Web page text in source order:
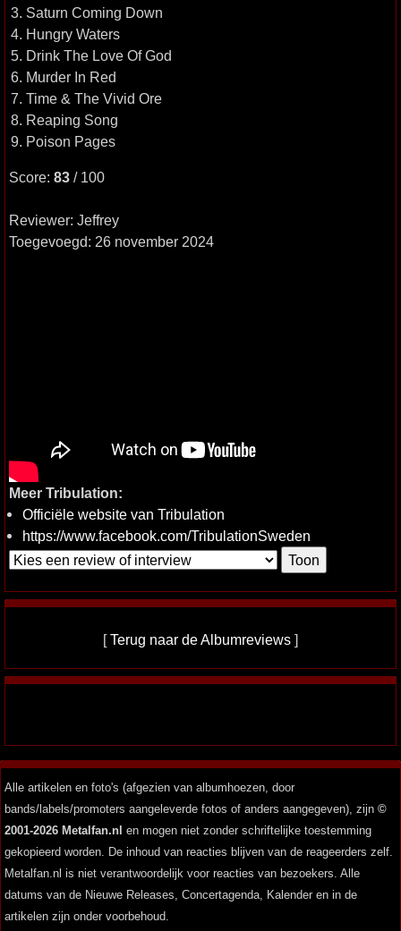
3. Saturn Coming Down
4. Hungry Waters
5. Drink The Love Of God
6. Murder In Red
7. Time & The Vivid Ore
8. Reaping Song
9. Poison Pages
Score: 83 / 100
Reviewer: Jeffrey
Toegevoegd: 26 november 2024
Meer Tribulation:
Officiële website van Tribulation
https://www.facebook.com/TribulationSweden
[Terug naar de Albumreviews ]
Alle artikelen en foto's (afgezien van albumhoezen, door
bands/labels/promoters aangeleverde fotos of anders aangegeven), zijn ©
2001-2026 Metalfan.nl en mogen niet zonder schriftelijke toestemming
gekopieerd worden. De inhoud van reacties blijven van de reageerders zelf.
Metalfan.nl is niet verantwoordelijk voor reacties van bezoekers. Alle
datums van de Nieuwe Releases, Concertagenda, Kalender en in de
artikelen zijn onder voorbehoud.